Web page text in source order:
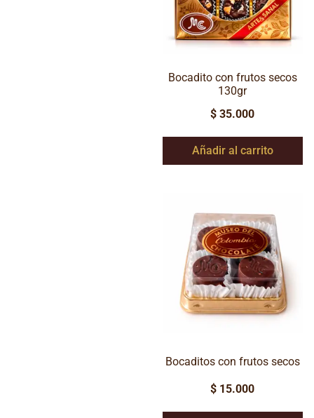
Bocadito con frutos secos
130gr
$ 35.000
Añadir al carrito
Bocaditos con frutos secos
$ 15.000